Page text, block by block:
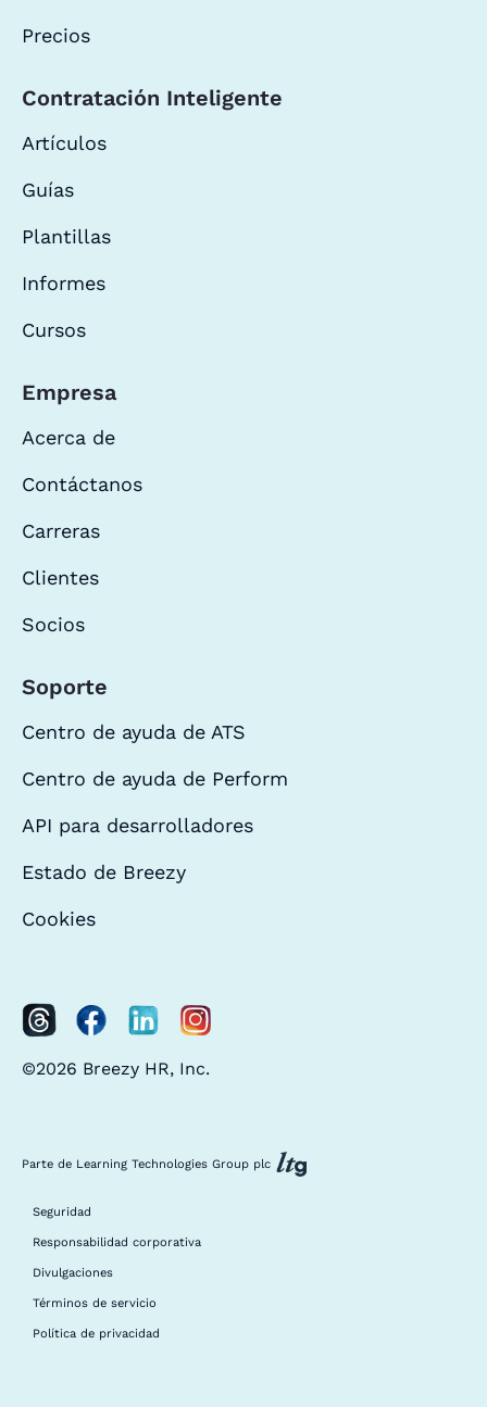
Precios
Contratación Inteligente
Artículos
Guías
Plantillas
Informes
Cursos
Empresa
Acerca de
Contáctanos
Carreras
Clientes
Socios
Soporte
Centro de ayuda de ATS
Centro de ayuda de Perform
API para desarrolladores
Estado de Breezy
Cookies
©2026 Breezy HR, Inc.
Parte de Learning Technologies Group plc
Seguridad
Responsabilidad corporativa
Divulgaciones
Términos de servicio
Política de privacidad